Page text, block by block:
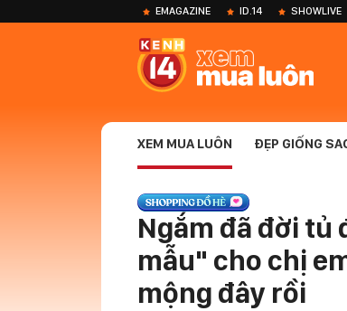
EMAGAZINE ID.14 SHOWLIVE
XEM MUA LUÔN ĐẸP GIỐNG
Ngắm đã đời tủ
mẫu" cho chị
mộng đây rồi